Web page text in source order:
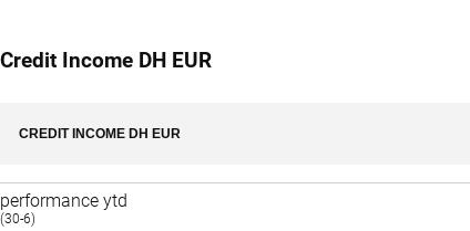
Credit Income DH EUR
CREDIT INCOME DH EUR
performance ytd
(30-6)